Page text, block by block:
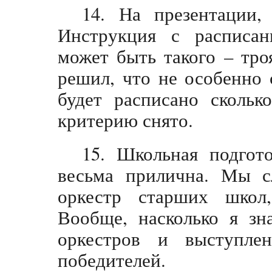
14. На
Инструкция с
может быть такого –
решил, что не особенно
будет расписано
критерию снято.
15. Школьная
весьма прилична. Мы
оркестр старших
Вообще, насколько я
оркестров и
победителей.